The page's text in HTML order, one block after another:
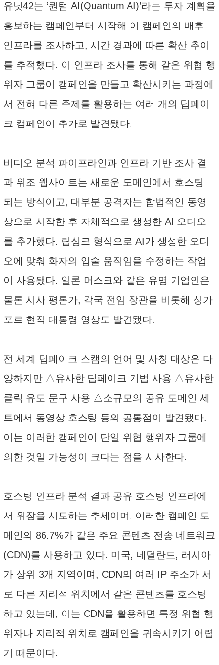
유닛42는 ‘퀀텀 AI(Quantum AI)’라는 투자 계획을
홍보하는 캠페인부터 시작해 이 캠페인의 배후
인프라를 조사하고, 시간 경과에 따른 확산 추이
를 추적했다. 이 인프라 조사를 통해 같은 위협 행
위자 그룹이 캠페인을 만들고 확산시키는 과정에
서 전혀 다른 주제를 활용하는 여러 개의 딥페이
크 캠페인이 추가로 발견됐다.
비디오 분석 파이프라인과 인프라 기반 조사 결
과 위조 웹사이트는 새로운 도메인에서 호스팅
되는 방식이고, 대부분 공격자는 합법적인 동영
상으로 시작한 후 자체적으로 생성한 AI 오디오
를 추가했다. 립싱크 형식으로 AI가 생성한 오디
오에 맞춰 화자의 입술 움직임을 수정하는 작업
이 사용됐다. 일론 머스크와 같은 유명 기업인은
물론 시사 평론가, 각국 전임 장관을 비롯해 싱가
포르 현직 대통령 영상도 발견됐다.
전 세계 딥페이크 스캠의 언어 및 사칭 대상은 다
양하지만 △유사한 딥페이크 기법 사용 △유사한
클릭 유도 문구 사용 △소규모의 공유 도메인 세
트에서 동영상 호스팅 등의 공통점이 발견됐다.
이는 이러한 캠페인이 단일 위협 행위자 그룹에
의한 것일 가능성이 크다는 점을 시사한다.
호스팅 인프라 분석 결과 공유 호스팅 인프라에
서 위장을 시도하는 추세이며, 이러한 캠페인 도
메인의 86.7%가 같은 주요 콘텐츠 전송 네트워크
(CDN)를 사용하고 있다. 미국, 네덜란드, 러시아
가 상위 3개 지역이며, CDN의 여러 IP 주소가 서
로 다른 지리적 위치에서 같은 콘텐츠를 호스팅
하고 있는데, 이는 CDN을 활용하면 특정 위협 행
위자나 지리적 위치로 캠페인을 귀속시키기 어렵
기 때문이다.